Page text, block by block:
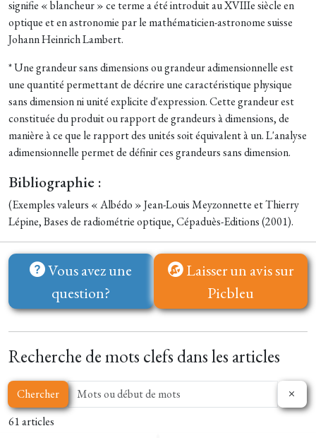
signifie « blancheur » ce terme a été introduit au XVIIIe siècle en
optique et en astronomie par le mathématicien-astronome suisse
Johann Heinrich Lambert.
* Une grandeur sans dimensions ou grandeur adimensionnelle est
une quantité permettant de décrire une caractéristique physique
sans dimension ni unité explicite d'expression. Cette grandeur est
constituée du produit ou rapport de grandeurs à dimensions, de
manière à ce que le rapport des unités soit équivalent à un. L'analyse
adimensionnelle permet de définir ces grandeurs sans dimension.
Bibliographie :
(Exemples valeurs « Albédo » Jean-Louis Meyzonnette et Thierry
Lépine, Bases de radiométrie optique, Cépaduès-Editions (2001).
Vous avez une
question?
Laisser un avis sur
Picbleu
Recherche de mots clefs dans les articles
Chercher
61 articles